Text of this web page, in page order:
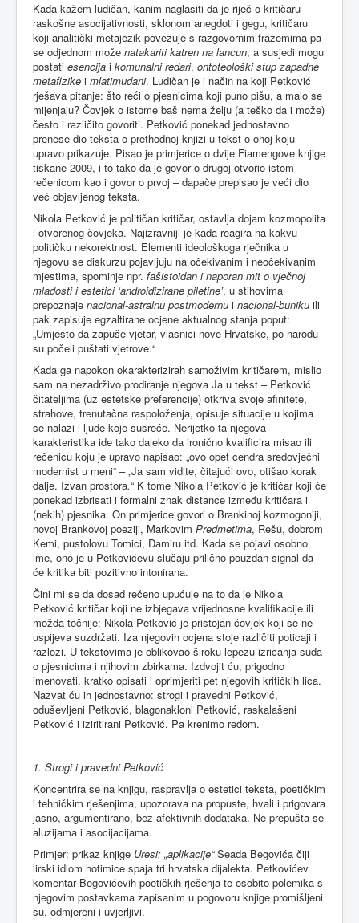
Kada kažem ludičan, kanim naglasiti da je riječ o kritičaru
raskošne asocijativnosti, sklonom anegdoti i gegu, kritičaru
koji analitički metajezik povezuje s razgovornim frazemima pa
se odjednom može natakariti katren na lancun, a susjedi mogu
postati esencija i komunalni redari, ontoteološki stup zapadne
metafizike i mlatimudani. Ludičan je i način na koji Petković
rješava pitanje: što reći o pjesnicima koji puno pišu, a malo se
mijenjaju? Čovjek o istome baš nema želju (a teško da i može)
često i različito govoriti. Petković ponekad jednostavno
prenese dio teksta o prethodnoj knjizi u tekst o onoj koju
upravo prikazuje. Pisao je primjerice o dvije Fiamengove knjige
tiskane 2009, i to tako da je govor o drugoj otvorio istom
rečenicom kao i govor o prvoj – dapače prepisao je veći dio
već objavljenog teksta.
Nikola Petković je političan kritičar, ostavlja dojam kozmopolita
i otvorenog čovjeka. Najizravniji je kada reagira na kakvu
političku nekorektnost. Elementi ideološkoga rječnika u
njegovu se diskurzu pojavljuju na očekivanim i neočekivanim
mjestima, spominje npr. fašistoidan i naporan mit o vječnoj
mladosti i estetici ‘androidizirane piletine’, u stihovima
prepoznaje nacional-astralnu postmodernu i nacional-buniku ili
pak zapisuje egzaltirane ocjene aktualnog stanja poput:
„Umjesto da zapuše vjetar, vlasnici nove Hrvatske, po narodu
su počeli puštati vjetrove.“
Kada ga napokon okarakterizirah samoživim kritičarem, mislio
sam na nezadrživo prodiranje njegova Ja u tekst – Petković
čitateljima (uz estetske preferencije) otkriva svoje afinitete,
strahove, trenutačna raspoloženja, opisuje situacije u kojima
se nalazi i ljude koje susreće. Nerijetko ta njegova
karakteristika ide tako daleko da ironično kvalificira misao ili
rečenicu koju je upravo napisao: „ovo opet cendra sredovječni
modernist u meni“ – „Ja sam vidite, čitajući ovo, otišao korak
dalje. Izvan prostora.“ K tome Nikola Petković je kritičar koji će
ponekad izbrisati i formalni znak distance između kritičara i
(nekih) pjesnika. On primjerice govori o Brankinoj kozmogoniji,
novoj Brankovoj poeziji, Markovim Predmetima, Rešu, dobrom
Kemi, pustolovu Tomici, Damiru itd. Kada se pojavi osobno
ime, ono je u Petkovićevu slučaju prilično pouzdan signal da
će kritika biti pozitivno intonirana.
Čini mi se da dosad rečeno upućuje na to da je Nikola
Petković kritičar koji ne izbjegava vrijednosne kvalifikacije ili
možda točnije: Nikola Petković je pristojan čovjek koji se ne
uspijeva suzdržati. Iza njegovih ocjena stoje različiti poticaji i
razlozi. U tekstovima je oblikovao široku lepezu izricanja suda
o pjesnicima i njihovim zbirkama. Izdvojit ću, prigodno
imenovati, kratko opisati i oprimjeriti pet njegovih kritičkih lica.
Nazvat ću ih jednostavno: strogi i pravedni Petković,
oduševljeni Petković, blagonakloni Petković, raskalašeni
Petković i iziritirani Petković. Pa krenimo redom.
1. Strogi i pravedni Petković
Koncentrira se na knjigu, raspravlja o estetici teksta, poetičkim
i tehničkim rješenjima, upozorava na propuste, hvali i prigovara
jasno, argumentirano, bez afektivnih dodataka. Ne prepušta se
aluzijama i asocijacijama.
Primjer: prikaz knjige Uresi: „aplikacije“Seada Begovića čiji
lirski idiom hotimice spaja tri hrvatska dijalekta. Petkovićev
komentar Begovićevih poetičkih rješenja te osobito polemika s
njegovim postavkama zapisanim u pogovoru knjige promišljeni
su, odmjereni i uvjerljivi.